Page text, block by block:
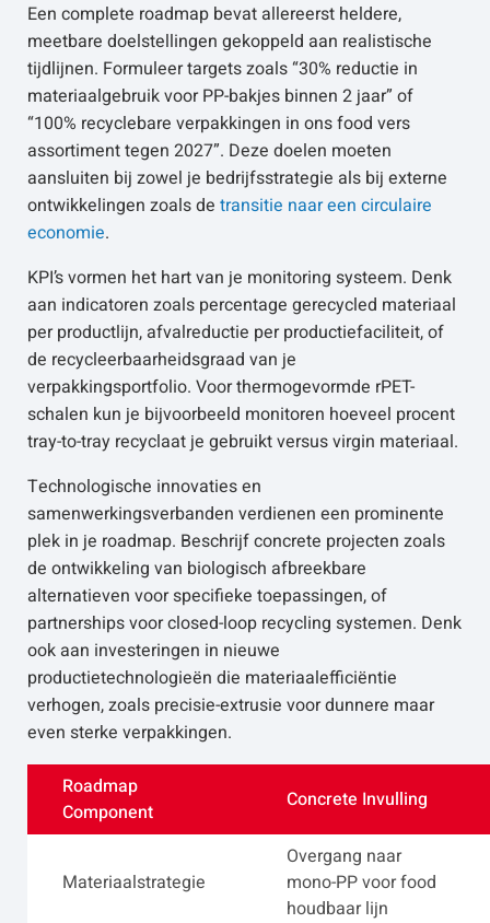
Een complete roadmap bevat allereerst heldere,
meetbare doelstellingen gekoppeld aan realistische
tijdlijnen. Formuleer targets zoals “30% reductie in
materiaalgebruik voor PP-bakjes binnen 2 jaar” of
“100% recyclebare verpakkingen in ons food vers
assortiment tegen 2027”. Deze doelen moeten
aansluiten bij zowel je bedrijfsstrategie als bij externe
ontwikkelingen zoals de transitie naar een circulaire
economie.
KPI’s vormen het hart van je monitoring systeem. Denk
aan indicatoren zoals percentage gerecycled materiaal
per productlijn, afvalreductie per productiefaciliteit, of
de recycleerbaarheidsgraad van je
verpakkingsportfolio. Voor thermogevormde rPET-
schalen kun je bijvoorbeeld monitoren hoeveel procent
tray-to-tray recyclaat je gebruikt versus virgin materiaal.
Technologische innovaties en
samenwerkingsverbanden verdienen een prominente
plek in je roadmap. Beschrijf concrete projecten zoals
de ontwikkeling van biologisch afbreekbare
alternatieven voor specifieke toepassingen, of
partnerships voor closed-loop recycling systemen. Denk
ook aan investeringen in nieuwe
productietechnologieën die materiaalefficiëntie
verhogen, zoals precisie-extrusie voor dunnere maar
even sterke verpakkingen.
Roadmap
Component
Concrete Invulling
Materiaalstrategie
Overgang naar
mono-PP voor food
houdbaar lijn